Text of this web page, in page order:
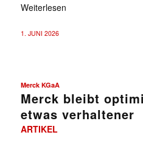
Weiterlesen
1. JUNI 2026
Merck KGaA
Merck bleibt
etwas verhaltener
ARTIKEL